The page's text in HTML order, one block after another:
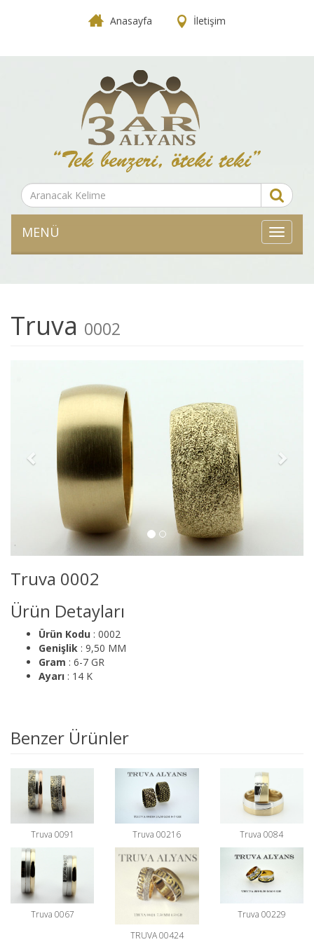
Anasayfa İletişim
MENÜ
MENÜ
Truva 0002
Truva 0002
Ürün Detayları
Ürün Kodu : 0002
Genişlik : 9,50 MM
Gram : 6-7 GR
Ayarı : 14 K
Benzer Ürünler
Truva 0091 Truva 00216 Truva 0084
Truva 0067
TRUVA 00424
Truva 00229